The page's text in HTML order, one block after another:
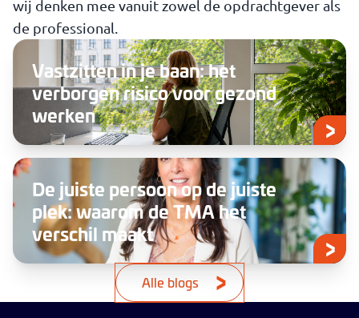
wij denken mee vanuit zowel de opdrachtgever als
de professional.
Vastzitten in je baan: het
verborgen risico voor gezond
werken
De juiste persoon op de juiste
plek: waarom de TMA het
verschil maakt
Alle blogs